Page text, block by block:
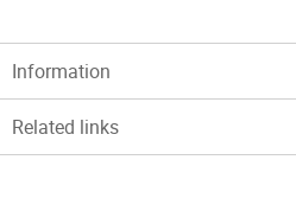
Information
Related links